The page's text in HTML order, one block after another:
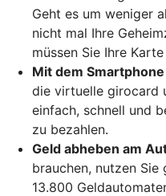
Geht es um weniger
nicht mal Ihre
müssen Sie Ihre
Mit dem
die virtuelle girocard
einfach, schnell und
zu bezahlen.
Geld abheben am
brauchen, nutzen Sie
13.800